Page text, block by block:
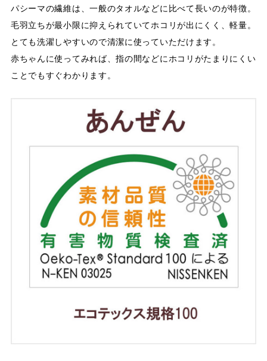
パシーマの繊維は、一般のタオルなどに比べて長いのが特徴。
毛羽立ちが最小限に抑えられていてホコリが出にくく、軽量。
とても洗濯しやすいので清潔に使っていただけます。
赤ちゃんに使ってみれば、指の間などにホコリがたまりにくい
ことでもすぐわかります。